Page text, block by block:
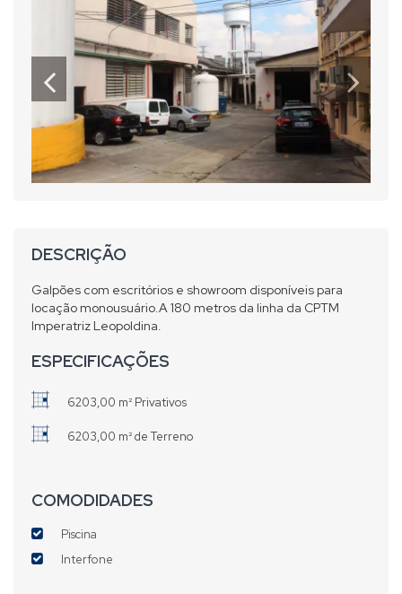
DESCRIÇÃO
Galpões com escritórios e showroom disponíveis para
locação monousuário.A 180 metros da linha da CPTM
Imperatriz Leopoldina.
ESPECIFICAÇÕES
6203,00 m² Privativos
6203,00 m² de Terreno
COMODIDADES
Piscina
Interfone